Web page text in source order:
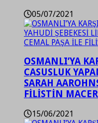
05/07/2021
OSMANLI’YA
CASUSLUK
SARAH
FİLİSTİN
15/06/2021